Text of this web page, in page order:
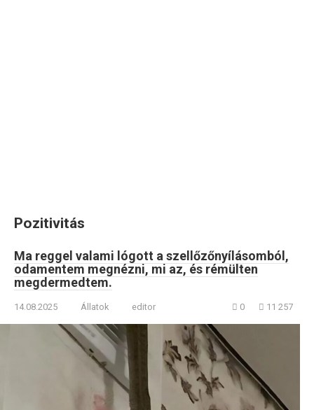
Pozitivitás
Ma reggel valami lógott a szellőzőnyílásomból,
odamentem megnézni, mi az, és rémülten
megdermedtem.
14.08.2025 Állatok editor 0 11 257